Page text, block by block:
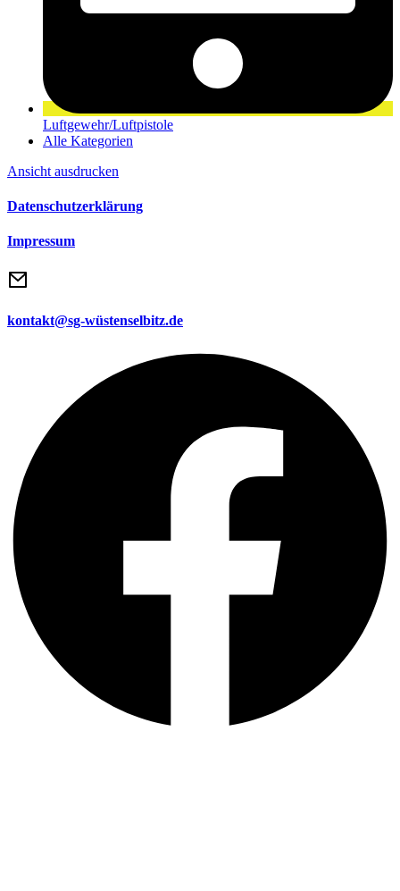
Luftgewehr/Luftpistole
Alle Kategorien
Ansicht ausdrucken
Datenschutzerklärung
Impressum
kontakt@sg-wüstenselbitz.de